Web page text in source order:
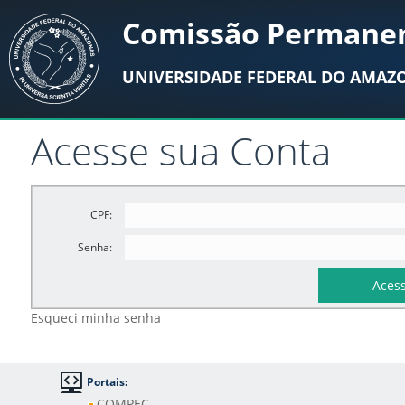
Comissão
UNIVERSIDADE FEDERAL DO
Acesse sua Conta
CPF:
Senha:
Esqueci minha senha
Portais: